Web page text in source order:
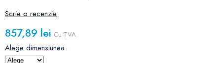
Scrie o recenzie
857,89 lei Cu TVA
Alege dimensiunea